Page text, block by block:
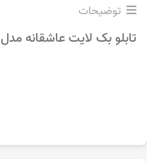
توضیحات
تابلو بک لایت عاشقانه مدل 12